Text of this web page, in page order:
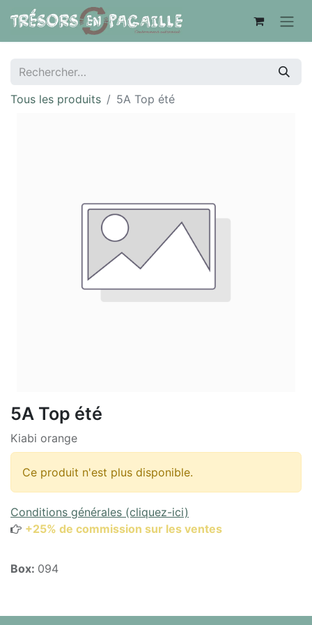
Tous les produits 5A Top été
5A Top été
Kiabi orange
Ce produit n'est plus disponible.
Conditions générales (cliquez-ici)
+25% de commission sur les ventes
Box: 094